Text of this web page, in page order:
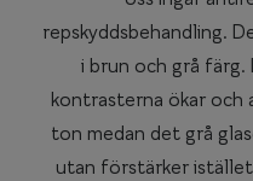
repskyddsbehandling.
i brun och grå
kontrasterna ökar och
ton medan det grå
utan förstärker